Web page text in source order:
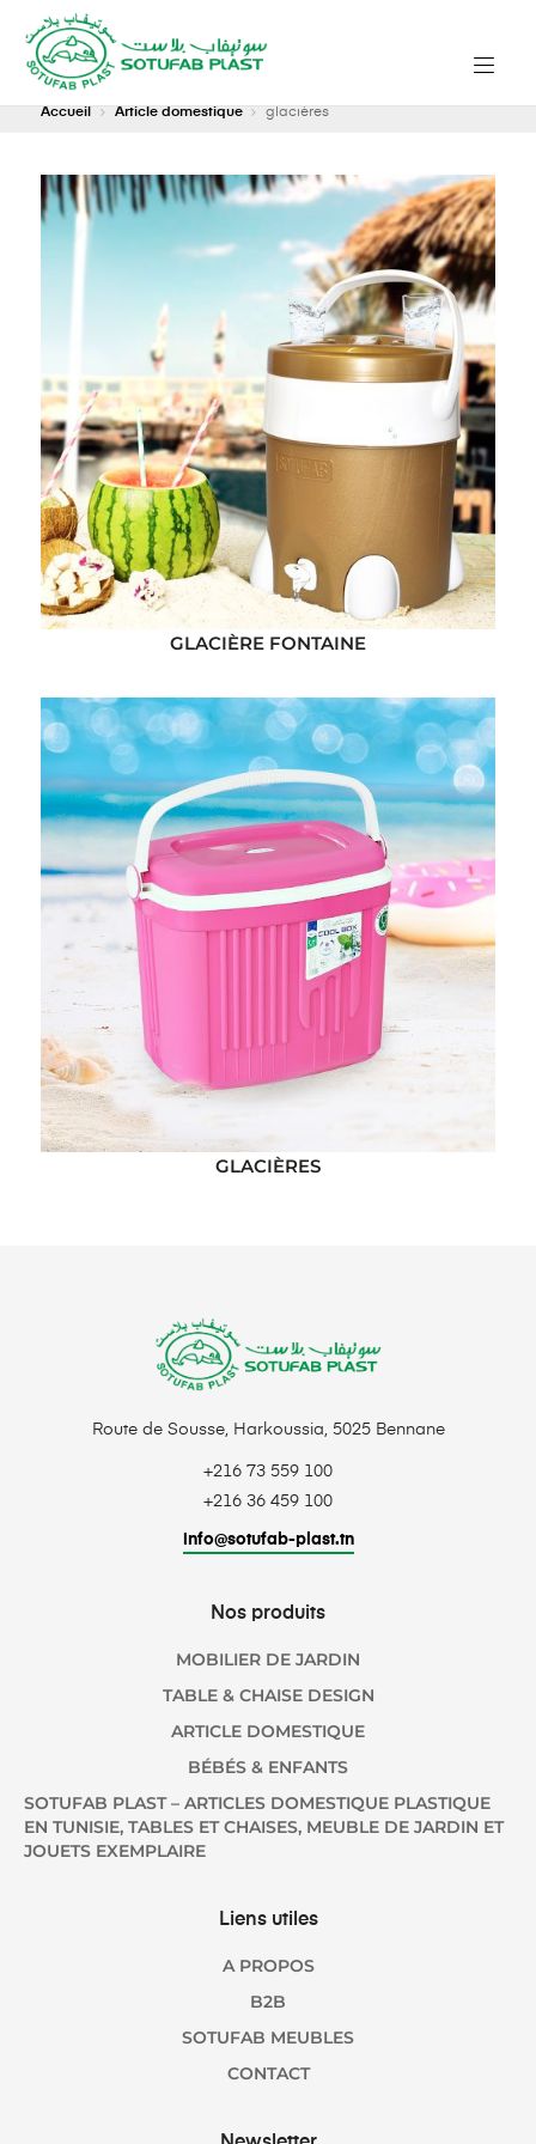
Accueil Article domestique glacières
GLACIÈRE FONTAINE
GLACIÈRES
Route de Sousse, Harkoussia, 5025 Bennane
+216 73 559 100
+216 36 459 100
info@sotufab-plast.tn
Nos produits
MOBILIER DE JARDIN
TABLE & CHAISE DESIGN
ARTICLE DOMESTIQUE
BÉBÉS & ENFANTS
SOTUFAB PLAST – ARTICLES DOMESTIQUE PLASTIQUE
EN TUNISIE, TABLES ET CHAISES, MEUBLE DE JARDIN ET
JOUETS EXEMPLAIRE
Liens utiles
A PROPOS
B2B
SOTUFAB MEUBLES
CONTACT